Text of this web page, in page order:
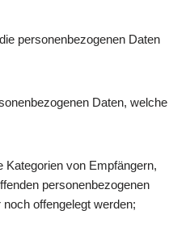
personenbezogenen Daten
Daten, welche
von Empfängern,
personenbezogenen
offengelegt werden;